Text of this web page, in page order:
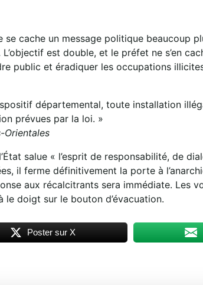
cache un message politique beaucoup
est double, et le préfet ne s’en
public et éradiquer les occupations
départemental, toute installation
prévues par la loi. »
Orientales
salue « l’esprit de responsabilité, de
il ferme définitivement la porte à
aux récalcitrants sera immédiate. Les
doigt sur le bouton d’évacuation.
Poster sur X